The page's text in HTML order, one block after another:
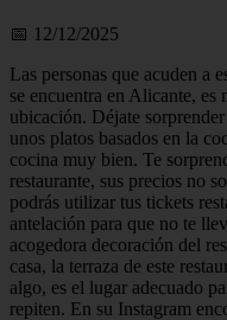
📅 12/12/2025
Las personas que acuden a
se encuentra en Alicante, es
ubicación. Déjate
unos platos basados en la
cocina muy bien. Te
restaurante, sus precios no
podrás utilizar tus tickets
antelación para que no te
acogedora decoración del
casa, la terraza de este
algo, es el lugar adecuado
repiten. En su Instagram